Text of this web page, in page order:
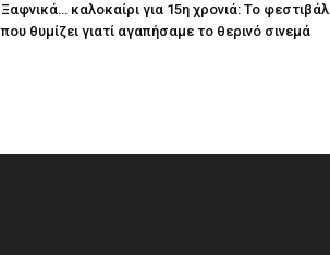
Ξαφνικά… καλοκαίρι για 15η χρονιά: Το φεστιβάλ
που θυμίζει γιατί αγαπήσαμε το θερινό σινεμά